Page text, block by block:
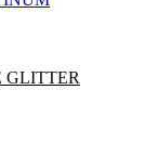
GLITTER